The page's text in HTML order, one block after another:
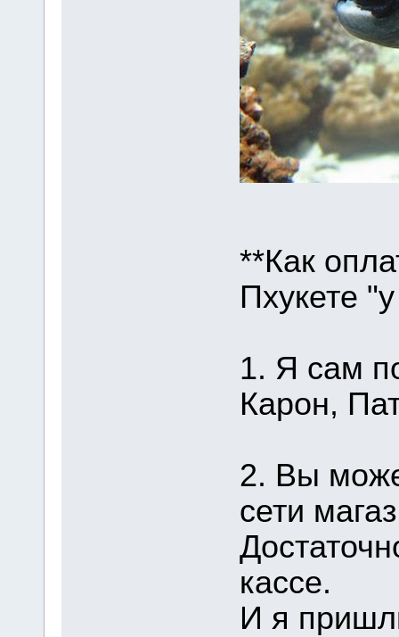
**Как
Пхукете
1. Я сам
Карон,
2. Вы
сети
кассе.
И я